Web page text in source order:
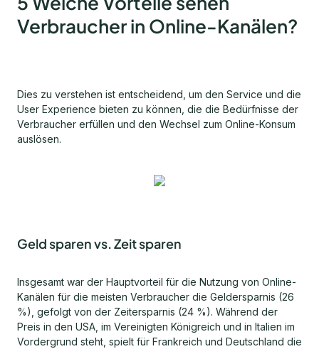
Verbraucher in Online-Kanälen?
Dies zu verstehen ist entscheidend, um den Service und die
User Experience bieten zu können, die die Bedürfnisse der
Verbraucher erfüllen und den Wechsel zum Online-Konsum
auslösen.
Geld sparen vs. Zeit sparen
Insgesamt war der Hauptvorteil für die Nutzung von Online-
Kanälen für die meisten Verbraucher die Geldersparnis (26
%), gefolgt von der Zeitersparnis (24 %). Während der
Preis in den USA, im Vereinigten Königreich und in Italien im
Vordergrund steht, spielt für Frankreich und Deutschland die